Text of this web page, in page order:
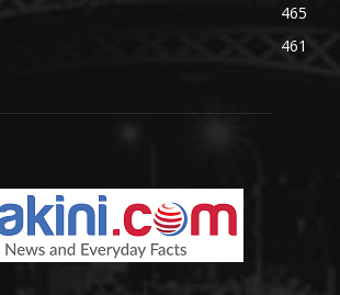
465
461